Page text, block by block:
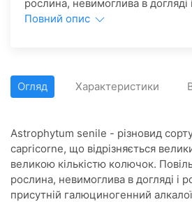
рослина, невимоглива в догляді
Повний опис
Огляд Характеристики
Astrophytum senile - різновид
capricorne, що відрізняється
великою кількістю колючок.
рослина, невимоглива в догляді і
присутній галюциногенний